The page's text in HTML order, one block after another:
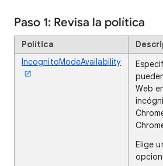
Paso 1: Revisa la política
Política
IncognitoModeAvailability
Web
Elige